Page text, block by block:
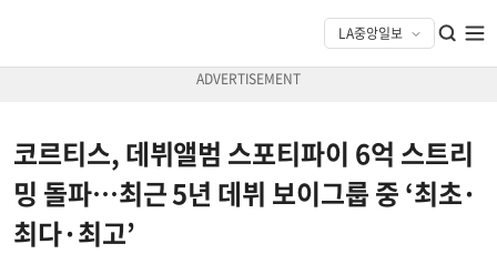
코르티스, 데뷔앨범 스포티파이 6억 스트리
밍 돌파…최근 5년 데뷔 보이그룹 중 ‘최초·
최다·최고’